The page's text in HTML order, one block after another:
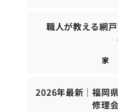
職人が教える網
家
2026年最新｜福岡
修理